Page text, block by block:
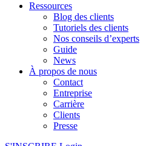
Ressources
Blog des clients
Tutoriels des clients
Nos conseils d’experts
Guide
News
À propos de nous
Contact
Entreprise
Carrière
Clients
Presse